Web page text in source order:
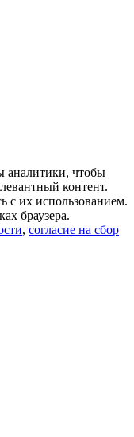
аналитики, чтобы
контент.
с их использованием.
браузера.
, согласие на сбор